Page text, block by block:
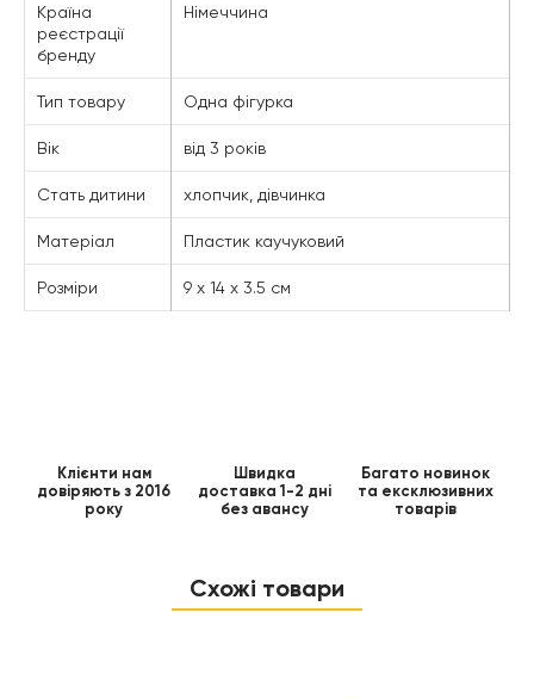
Країна
реєстрації
бренду
Німеччина
Тип товару Одна фігурка
Вік від 3 років
Стать дитини хлопчик, дівчинка
Матеріал Пластик каучуковий
Розміри 9 x 14 x 3.5 см
Клієнти нам
довіряють з 2016
року
Швидка
доставка 1-2 дні
без авансу
Багато новинок
та ексклюзивних
товарів
Схожі товари